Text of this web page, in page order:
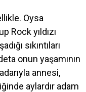
Oysa
Rock yıldızı
sıkıntıları
onun yaşamının
annesi,
aylardır adam